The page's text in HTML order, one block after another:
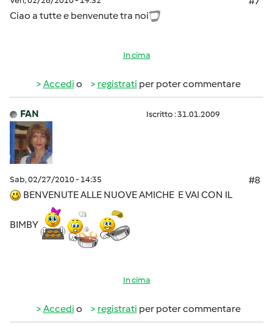
Ciao a tutte e benvenute tra noi
In cima
Accedi o registrati per poter commentare
FAN Iscritto : 31.01.2009
Sab, 02/27/2010 - 14:35
#8
BENVENUTE ALLE NUOVE AMICHE E VAI CON IL
BIMBY
In cima
Accedi o registrati per poter commentare